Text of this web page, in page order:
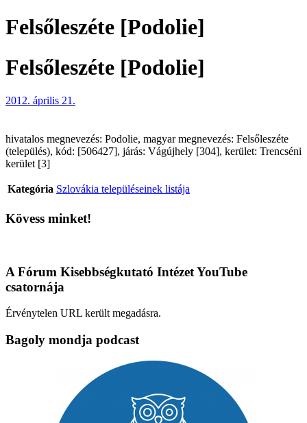
Felsőleszéte [Podolie]
Felsőleszéte [Podolie]
2012. április 21.
hivatalos megnevezés: Podolie, magyar megnevezés: Felsőleszéte
(település), kód: [506427], járás: Vágújhely [304], kerület: Trencséni
kerület [3]
Kategória Szlovákia településeinek listája
Kövess minket!
A Fórum Kisebbségkutató Intézet YouTube
csatornája
Érvénytelen URL került megadásra.
Bagoly mondja podcast